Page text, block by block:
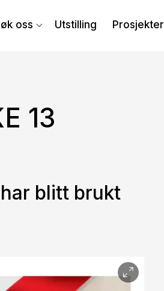
oss Utstilling Prosjekter
13
blitt brukt